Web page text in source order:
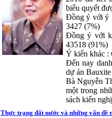
biểu quyết
Đồng ý với ý
3427 (7%)
Đồng ý với
43518 (91%)
Ý kiến khác :
Đến nay
dự án
Bà Nguyễn
một trong
sách kiến
Thực trạng đất nước và những vấn đề